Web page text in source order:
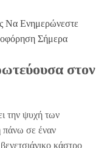
Να Ενημερώνεστε
Σήμερα
στον
την ψυχή των
πάνω σε έναν
κάστρο